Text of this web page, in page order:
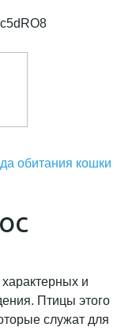
обитания кошки
и
Птицы этого
служат для